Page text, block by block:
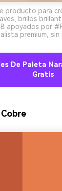
producto para
brillos
apoyados por
premium,
De Paleta
Gratis